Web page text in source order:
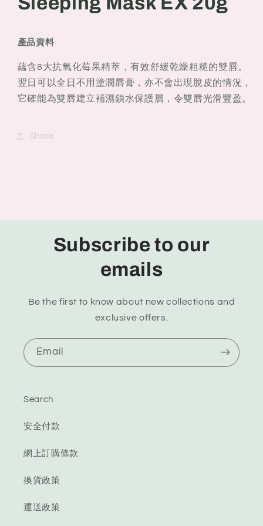
產品資料
蘊含8大抗氧化莓果精萃，有效舒緩乾燥粗糙的雙唇。
翌日可以全日不用塗潤唇膏，亦不會出現脫皮的情況，
它確能為雙唇建立補濕鎖水保護層，令雙唇光滑豐盈。
Share
Subscribe to our
emails
Be the first to know about new collections and
exclusive offers.
Email
Search
安全付款
網上訂購條款
換貨政策
運送政策